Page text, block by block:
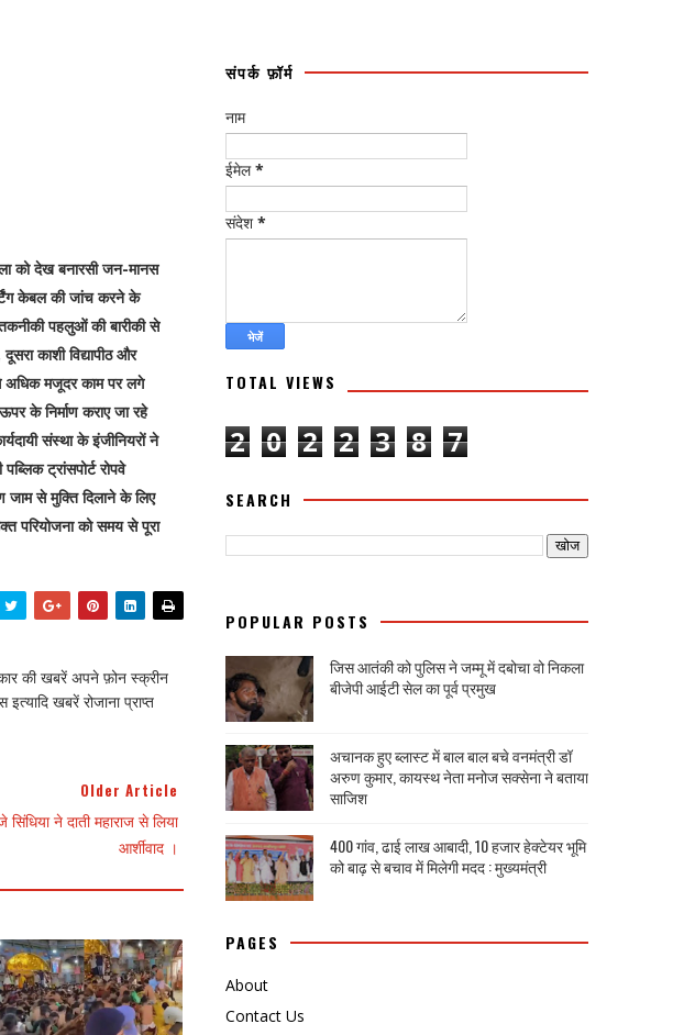
को देख बनारसी जन-मानस
केबल की जांच करने के
पहलुओं की बारीकी से
काशी विद्यापीठ और
से अधिक मजूदर काम पर लगे
के निर्माण कराए जा रहे
संस्था के इंजीनियरों ने
ट्रांसपोर्ट रोपवे
जाम से मुक्ति दिलाने के लिए
परियोजना को समय से पूरा
की खबरें अपने फ़ोन स्क्रीन
खबरें रोजाना प्राप्त
Older Article
ने दाती महाराज से लिया
आर्शीवाद ।
संपर्क फ़ॉर्म
नाम
ईमेल*
संदेश *
TOTAL VIEWS
2 0 2 2 3 8 7
SEARCH
POPULAR POSTS
जिस आतंकी को पुलिस ने जम्मू में दबोचा वो निकला
बीजेपी आईटी सेल का पूर्व प्रमुख
अचानक हुए ब्लास्ट में बाल बाल बचे वनमंत्री डॉ
अरुण कुमार, कायस्थ नेता मनोज सक्सेना ने बताया
साजिश
400 गांव, ढाई लाख आबादी, 10 हजार हेक्टेयर भूमि
को बाढ़ से बचाव में मिलेगी मदद : मुख्यमंत्री
PAGES
About
Contact Us